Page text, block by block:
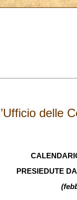
delle
PRESIEDUTE